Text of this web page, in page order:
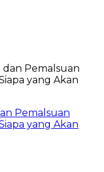
Pemalsuan
yang Akan